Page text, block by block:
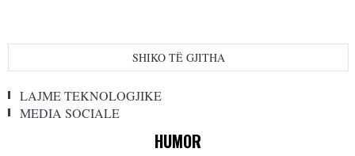
SHIKO TË GJITHA
LAJME TEKNOLOGJIKE
MEDIA SOCIALE
HUMOR